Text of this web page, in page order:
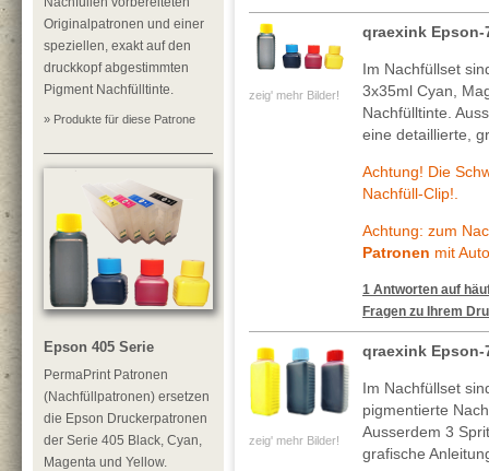
Originalpatronen und einer
speziellen, exakt auf den
druckkopf abgestimmten
Pigment Nachfülltinte.
» Produkte für diese Patrone
Epson 405 Serie
PermaPrint Patronen
(Nachfüllpatronen) ersetzen
die Epson Druckerpatronen
der Serie 405 Black, Cyan,
Magenta und Yellow.
zeig' mehr Bilder!
qraexink Epson-
Im Nachfüllset
3x35ml Cyan,
Nachfülltinte.
eine detaillierte,
Achtung! Die
Nachfüll-Clip!.
Achtung: zum
Patronen mit
1 Antworten auf
Fragen zu Ihrem
zeig' mehr Bilder!
qraexink Epson-
Im Nachfüllset
pigmentierte
Ausserdem 3
grafische